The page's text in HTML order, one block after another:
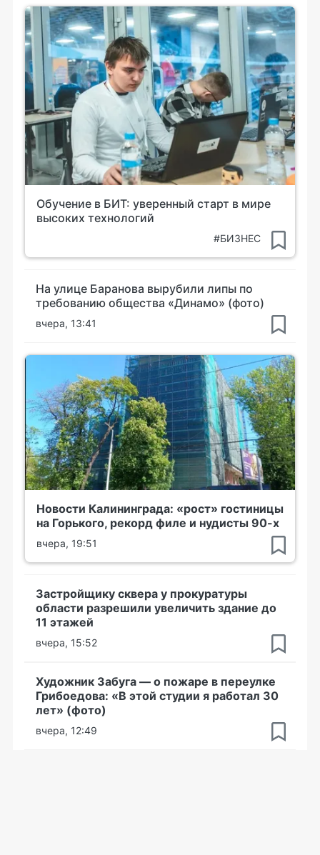
Обучение в БИТ: уверенный старт в мире
высоких технологий
#БИЗНЕС
На улице Баранова вырубили липы по
требованию общества «Динамо» (фото)
вчера, 13:41
Новости Калининграда: «рост» гостиницы
на Горького, рекорд филе и нудисты 90-х
вчера, 19:51
Застройщику сквера у прокуратуры
области разрешили увеличить здание до
11 этажей
вчера, 15:52
Художник Забуга — о пожаре в переулке
Грибоедова: «В этой студии я работал 30
лет» (фото)
вчера, 12:49